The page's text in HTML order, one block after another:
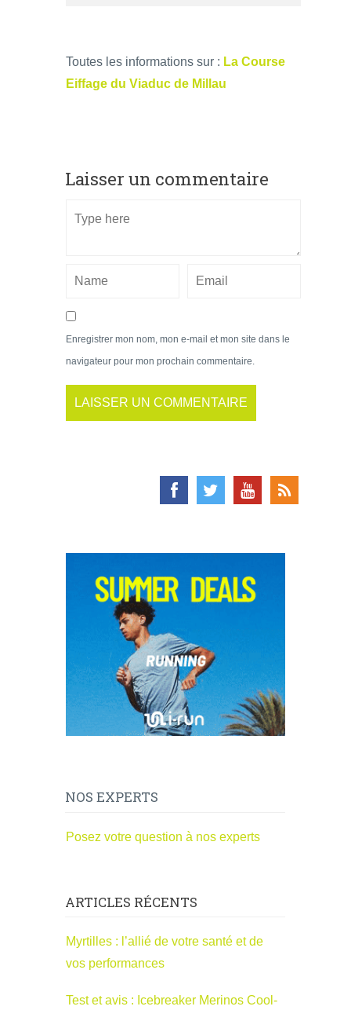
Toutes les informations sur : La Course
Eiffage du Viaduc de Millau
Laisser un commentaire
Enregistrer mon nom, mon e-mail et mon site dans le
navigateur pour mon prochain commentaire.
NOS EXPERTS
Posez votre question à nos experts
ARTICLES RÉCENTS
Myrtilles : l’allié de votre santé et de
vos performances
Test et avis : Icebreaker Merinos Cool-